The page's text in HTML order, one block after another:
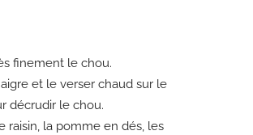
finement le chou.
et le verser chaud sur le
décrudir le chou.
raisin, la pomme en dés, les